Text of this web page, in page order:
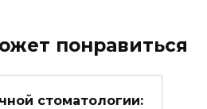
понравиться
стоматологии: